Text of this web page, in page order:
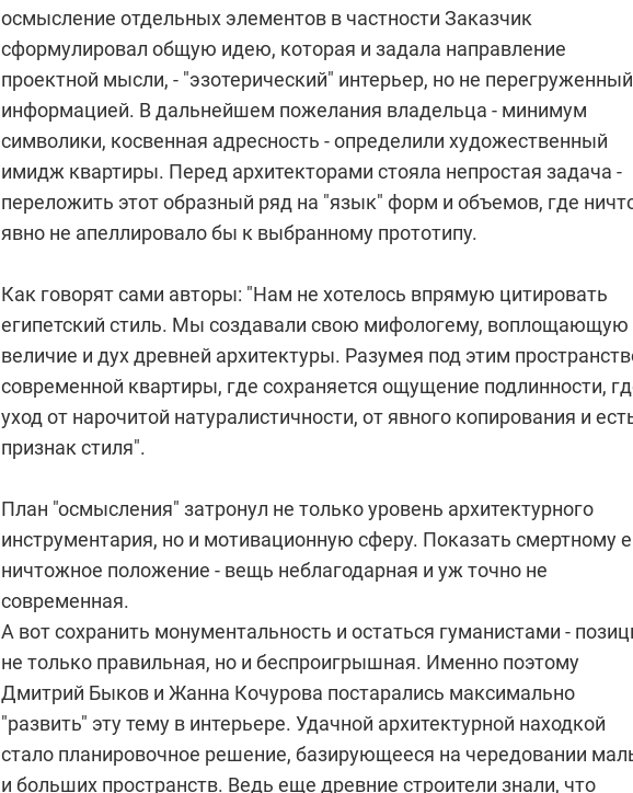
осмысление отдельных элементов в частности Заказчик
сформулировал общую идею, которая и задала направление
проектной мысли, - "эзотерический" интерьер, но не перегруженный
информацией. В дальнейшем пожелания владельца - минимум
символики, косвенная адресность - определили художественный
имидж квартиры. Перед архитекторами стояла непростая задача -
переложить этот образный ряд на "язык" форм и объемов, где
явно не апеллировало бы к выбранному прототипу.
Как говорят сами авторы: "Нам не хотелось впрямую цитировать
египетский стиль. Мы создавали свою мифологему, воплощающую
величие и дух древней архитектуры. Разумея под этим
современной квартиры, где сохраняется ощущение подлинности,
уход от нарочитой натуралистичности, от явного копирования и
признак стиля".
План "осмысления" затронул не только уровень архитектурного
инструментария, но и мотивационную сферу. Показать смертному
ничтожное положение - вещь неблагодарная и уж точно не
современная.
А вот сохранить монументальность и остаться гуманистами -
не только правильная, но и беспроигрышная. Именно поэтому
Дмитрий Быков и Жанна Кочурова постарались максимально
"развить" эту тему в интерьере. Удачной архитектурной находкой
стало планировочное решение, базирующееся на чередовании
и больших пространств. Ведь еще древние строители знали, что